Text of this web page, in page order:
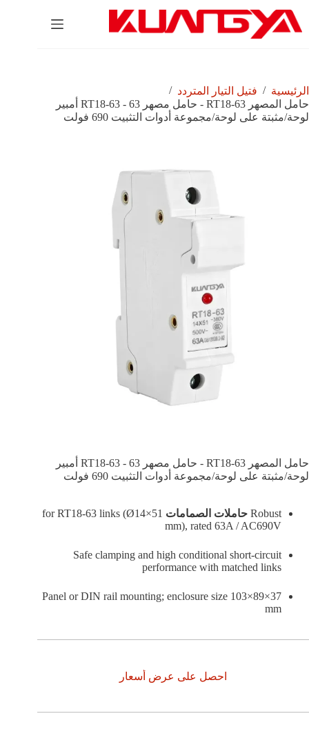
إلى
المحتوى
الرئيسية / فتيل التيار المتردد /
حامل المصهر RT18-63 - حامل مصهر RT18-63 - 63 أمبير
لوحة/مثبتة على لوحة/مجموعة أدوات التثبيت 690 فولت
حامل المصهر RT18-63 - حامل مصهر RT18-63 - 63 أمبير
لوحة/مثبتة على لوحة/مجموعة أدوات التثبيت 690 فولت
Robust حاملات الصمامات for RT18-63 links (Ø14×51
mm), rated 63A / AC690V
Safe clamping and high conditional short-circuit
performance with matched links
Panel or DIN rail mounting; enclosure size 103×89×37
mm
احصل على عرض أسعار